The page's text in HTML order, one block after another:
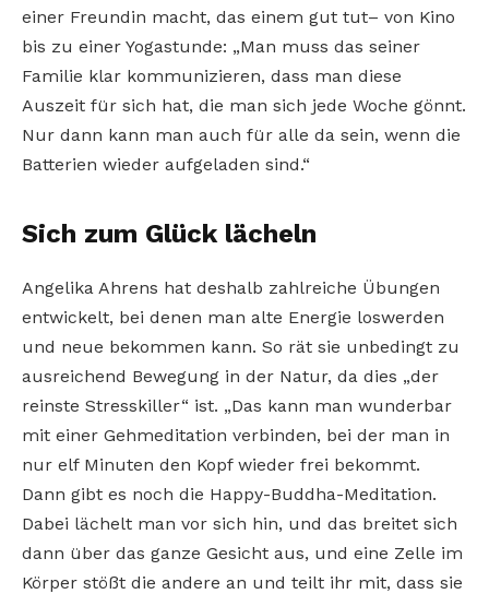
einer Freundin macht, das einem gut tut– von Kino
bis zu einer Yogastunde: „Man muss das seiner
Familie klar kommunizieren, dass man diese
Auszeit für sich hat, die man sich jede Woche gönnt.
Nur dann kann man auch für alle da sein, wenn die
Batterien wieder aufgeladen sind.“
Sich zum Glück lächeln
Angelika Ahrens hat deshalb zahlreiche Übungen
entwickelt, bei denen man alte Energie loswerden
und neue bekommen kann. So rät sie unbedingt zu
ausreichend Bewegung in der Natur, da dies „der
reinste Stresskiller“ ist. „Das kann man wunderbar
mit einer Gehmeditation verbinden, bei der man in
nur elf Minuten den Kopf wieder frei bekommt.
Dann gibt es noch die Happy-Buddha-Meditation.
Dabei lächelt man vor sich hin, und das breitet sich
dann über das ganze Gesicht aus, und eine Zelle im
Körper stößt die andere an und teilt ihr mit, dass sie